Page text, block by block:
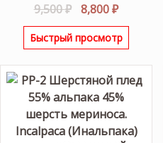
9,500₽
Первоначальная
цена
составляла
8,800₽Текущая
цена:
8,800 ₽.
Быстрый просмотр